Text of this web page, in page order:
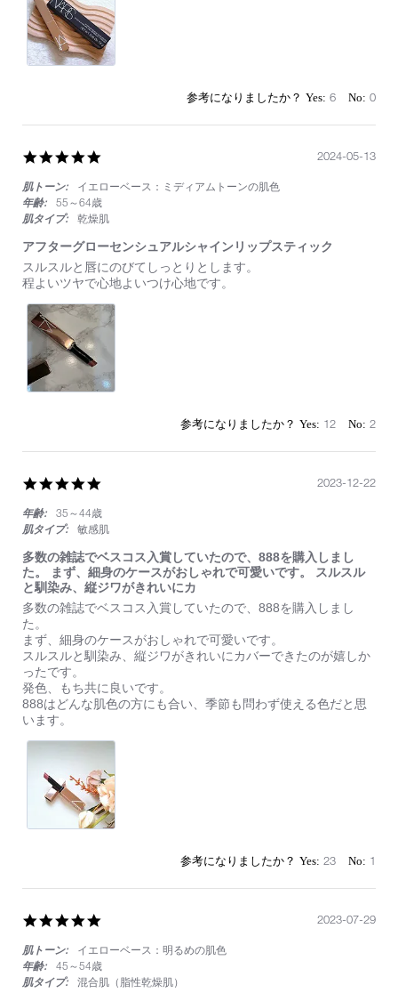
6 0
rating
肌トーン:
イエローベース：ミディアムトーンの肌色
年齢:
55～64歳
肌タイプ:
乾燥肌
アフターグローセンシュアルシャインリップスティック
Review
by
13
May
2024
review
stating
フ
タ
ー
グ
ロ
ー
ル
シ
ャ
イ
ン
リ
ッ
プ
ス
テ
ィ
ッ
ク
スルスルと唇にのびてしっとりとします。
程よいツヤで心地よいつけ心地です。
2024-05-13
12 2
rating
年齢:
35～44歳
肌タイプ:
敏感肌
多数の雑誌でベスコス入賞していたので、888を購入しまし
た。 まず、細身のケースがおしゃれで可愛いです。 スルスル
と馴染み、縦ジワがきれいにカ
Review
by
on
22
Dec
2023
review
stating
多
数
雑
誌
で
ベ
ス
て
で、
を
入
し
ま
多数の雑誌でベスコス入賞していたので、888を購入しまし
た。
まず、細身のケースがおしゃれで可愛いです。
スルスルと馴染み、縦ジワがきれいにカバーできたのが嬉しか
ったです。
発色、もち共に良いです。
888はどんな肌色の方にも合い、季節も問わず使える色だと思
います。
2023-12-22
23 1
rating
肌トーン:
イエローベース：明るめの肌色
年齢:
45～54歳
肌タイプ:
混合肌（脂性乾燥肌）
2023-07-29